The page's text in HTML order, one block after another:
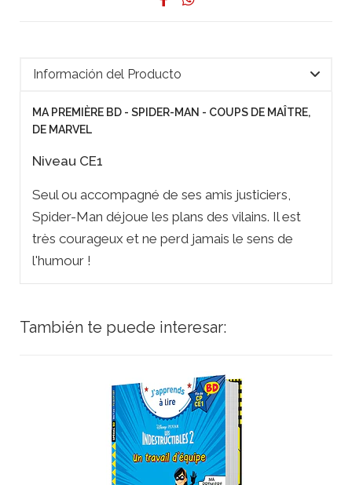
Información del Producto
MA PREMIÈRE BD - SPIDER-MAN - COUPS DE MAÎTRE,
DE MARVEL
Niveau CE1
Seul ou accompagné de ses amis justiciers,
Spider-Man déjoue les plans des vilains. Il est
très courageux et ne perd jamais le sens de
l'humour !
También te puede interesar: